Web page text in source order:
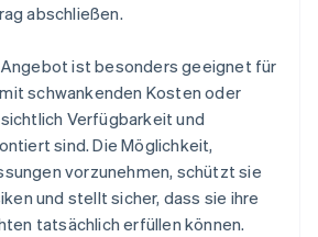
abschließen.
ist besonders geeignet für
schwankenden Kosten oder
Verfügbarkeit und
sind. Die Möglichkeit,
vorzunehmen, schützt sie
und stellt sicher, dass sie ihre
tatsächlich erfüllen können.